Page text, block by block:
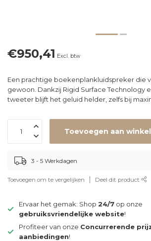
€950,41 Excl. btw
Een prachtige boekenplankluidspreker die
gewoon. Dankzij Rigid Surface Technology
tweeter blijft het geluid helder, zelfs bij
Toevoegen aan
3 - 5 Werkdagen
Toevoegen om te vergelijken Deel dit product
Ervaar het gemak: Shop 24/7 op onze
gebruiksvriendelijke website!
Profiteer van onze Concurrerende
aanbiedingen!